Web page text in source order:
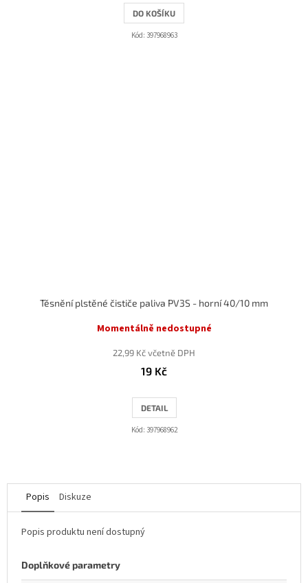
DO KOŠÍKU
Kód: 397968963
Těsnění plstěné čističe paliva PV3S - horní 40/10 mm
Momentálně nedostupné
22,99 Kč včetně DPH
19 Kč
DETAIL
Kód: 397968962
Popis Diskuze
Popis produktu není dostupný
Doplňkové parametry